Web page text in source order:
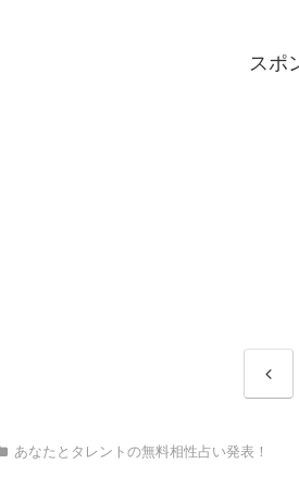
スポ
前
あなたとタレントの無料相性占い発表！